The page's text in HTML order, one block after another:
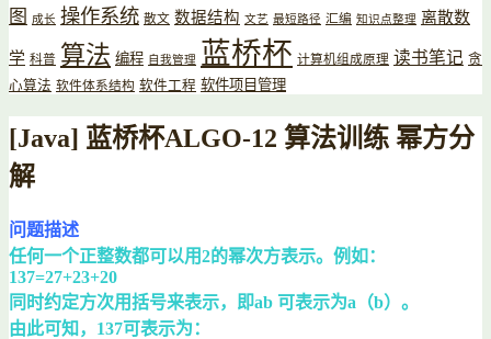
图
成长 操作系统 散文 数据结构 文艺 最短路径 汇编 知识点整理 离散数
学 科普 算法 编程 自我管理 蓝桥杯 计算机组成原理 读书笔记 贪
心算法 软件体系结构 软件工程 软件项目管理
[Java] 蓝桥杯ALGO-12 算法训练 幂方分
解
问题描述
任何一个正整数都可以用2的幂次方表示。例如：
137=27+23+20
同时约定方次用括号来表示，即ab 可表示为a（b）。
由此可知，137可表示为：